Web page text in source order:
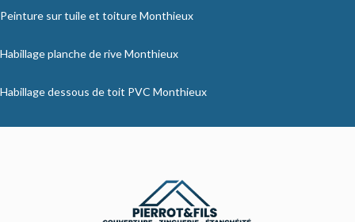
Peinture sur tuile et toiture Monthieux
Habillage planche de rive Monthieux
Habillage dessous de toit PVC Monthieux